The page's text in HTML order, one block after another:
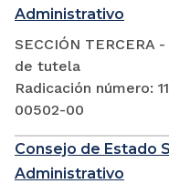
Administrativo
SECCIÓN TERCERA
de tutela
Radicación número:
00502-00
Consejo de Estado
Administrativo